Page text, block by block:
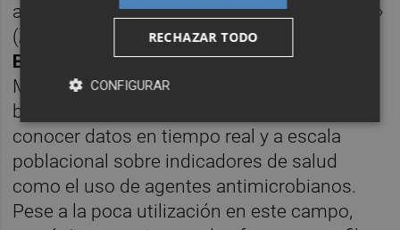
antimicrobiana y mejorar las intervenciones»
(AquaSurv), presentado porLubertus
Bijlsma
, del Área de Ciencias y Tecnologías
Medioambientales, aplica la epidemiología
basada en aguas residuales (WBE) para
conocer datos en tiempo real y a escala
poblacional sobre indicadores de salud
como el uso de agentes antimicrobianos.
Pese a la poca utilización en este campo,
RECHAZAR TODO
CONFIGURAR